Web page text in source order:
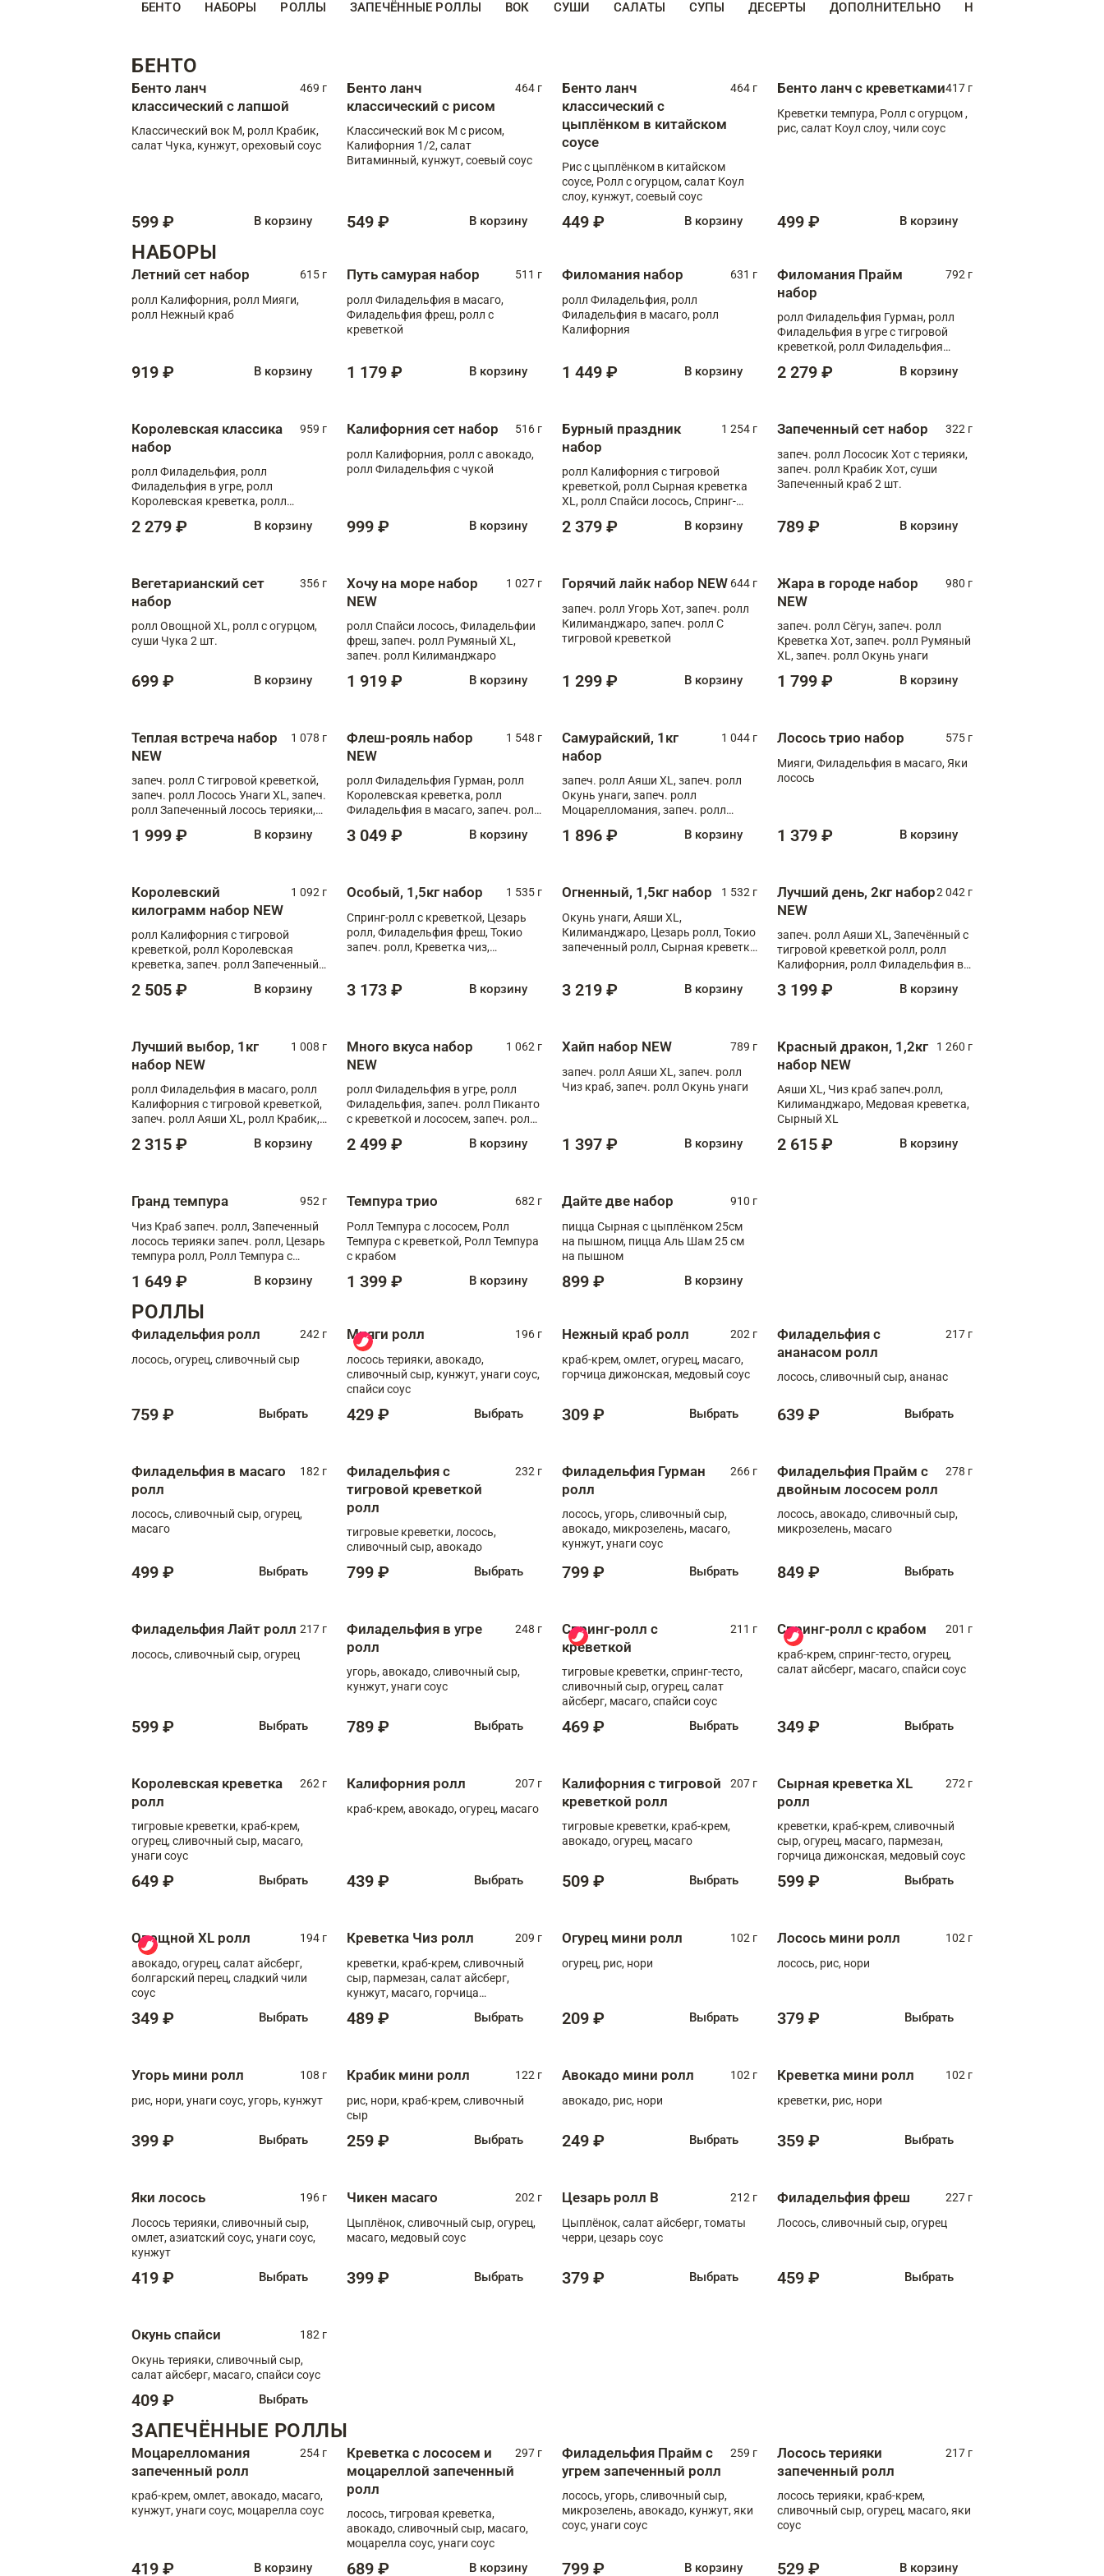
БЕНТО НАБОРЫ РОЛЛЫ ЗАПЕЧЁННЫЕ РОЛЛЫ ВОК СУШИ САЛАТЫ СУПЫ ДЕСЕРТЫ ДОПОЛНИТЕЛЬНО НАПИТКИ
БЕНТО
Бенто ланч
классический с лапшой
469 г
Классический вок М, ролл Крабик,
салат Чука, кунжут, ореховый соус
599 ₽ В корзину
Бенто ланч
классический с рисом
464 г
Классический вок М с рисом,
Калифорния 1/2, салат
Витаминный, кунжут, соевый соус
549 ₽ В корзину
Бенто ланч
классический с
цыплёнком в китайском
соусе
464 г
Рис с цыплёнком в китайском
соусе, Ролл с огурцом, салат Коул
слоу, кунжут, соевый соус
449 ₽ В корзину
Бенто ланч с креветками417 г
Креветки темпура, Ролл с огурцом ,
рис, салат Коул слоу, чили соус
499 ₽ В корзину
НАБОРЫ
Летний сет набор
615 г
ролл Калифорния, ролл Мияги,
ролл Нежный краб
919 ₽ В корзину
Путь самурая набор
511 г
ролл Филадельфия в масаго,
Филадельфия фреш, ролл с
креветкой
1 179 ₽ В корзину
Филомания набор
631 г
ролл Филадельфия, ролл
Филадельфия в масаго, ролл
Калифорния
1 449 ₽ В корзину
Филомания Прайм
набор
792 г
ролл Филадельфия Гурман, ролл
Филадельфия в угре с тигровой
креветкой, ролл Филадельфия
2 279 ₽ В корзину
Королевская классика
набор
959 г
ролл Филадельфия, ролл
Филадельфия в угре, ролл
Королевская креветка, ролл
2 279 ₽ В корзину
Калифорния сет набор
516 г
ролл Калифорния, ролл с авокадо,
ролл Филадельфия с чукой
999 ₽ В корзину
Бурный праздник
набор
1 254 г
ролл Калифорния с тигровой
креветкой, ролл Сырная креветка
XL, ролл Спайси лосось, Спринг-
Медовая креветка
2 379 ₽ В корзину
Запеченный сет набор
322 г
запеч. ролл Лососик Хот с терияки,
запеч. ролл Крабик Хот, суши
Запеченный краб 2 шт.
789 ₽ В корзину
Вегетарианский сет
набор
356 г
ролл Овощной XL, ролл с огурцом,
суши Чука 2 шт.
699 ₽ В корзину
Хочу на море набор
NEW
1 027 г
ролл Спайси лосось, Филадельфии
фреш, запеч. ролл Румяный XL,
запеч. ролл Килиманджаро
1 919 ₽ В корзину
Горячий лайк набор NEW 644 г
запеч. ролл Угорь Хот, запеч. ролл
Килиманджаро, запеч. ролл С
тигровой креветкой
1 299 ₽ В корзину
Жара в городе набор
NEW
980 г
запеч. ролл Сёгун, запеч. ролл
Креветка Хот, запеч. ролл Румяный
XL, запеч. ролл Окунь унаги
1 799 ₽ В корзину
Теплая встреча набор
NEW
1 078 г
запеч. ролл С тигровой креветкой,
запеч. ролл Лосось Унаги XL, запеч.
ролл Запеченный лосось терияки,
1 999 ₽ В корзину
Флеш-рояль набор
NEW
1 548 г
ролл Филадельфия Гурман, ролл
Королевская креветка, ролл
Филадельфия в масаго, запеч. ролл
Тигровая креветка с моцареллой,
3 049 ₽ В корзину
Самурайский, 1кг
набор
1 044 г
запеч. ролл Аяши XL, запеч. ролл
Окунь унаги, запеч. ролл
Моцарелломания, запеч. ролл
1 896 ₽ В корзину
Лосось трио набор
575 г
Мияги, Филадельфия в масаго, Яки
лосось
1 379 ₽ В корзину
Королевский
килограмм набор NEW
1 092 г
ролл Калифорния с тигровой
креветкой, ролл Королевская
креветка, запеч. ролл Запеченный
XL, запеч. ролл Крабик Хот
2 505 ₽ В корзину
Особый, 1,5кг набор
1 535 г
Спринг-ролл с креветкой, Цезарь
ролл, Филадельфия фреш, Токио
запеч. ролл, Креветка чиз,
3 173 ₽ В корзину
Огненный, 1,5кг набор
1 532 г
Окунь унаги, Аяши XL,
Килиманджаро, Цезарь ролл, Токио
запеченный ролл, Сырная креветка
3 219 ₽ В корзину
Лучший день, 2кг набор
NEW
2 042 г
запеч. ролл Аяши XL, Запечённый с
тигровой креветкой ролл, ролл
Калифорния, ролл Филадельфия в
запеч. ролл Моцарелломания, ролл
3 199 ₽ В корзину
Лучший выбор, 1кг
набор NEW
1 008 г
ролл Филадельфия в масаго, ролл
Калифорния с тигровой креветкой,
запеч. ролл Аяши XL, ролл Крабик,
2 315 ₽ В корзину
Много вкуса набор
NEW
1 062 г
ролл Филадельфия в угре, ролл
Филадельфия, запеч. ролл Пиканто
с креветкой и лососем, запеч. ролл
2 499 ₽ В корзину
Хайп набор NEW
789 г
запеч. ролл Аяши XL, запеч. ролл
Чиз краб, запеч. ролл Окунь унаги
1 397 ₽ В корзину
Красный дракон, 1,2кг
набор NEW
1 260 г
Аяши XL, Чиз краб запеч.ролл,
Килиманджаро, Медовая креветка,
Сырный XL
2 615 ₽ В корзину
Гранд темпура
952 г
Чиз Краб запеч. ролл, Запеченный
лосось терияки запеч. ролл, Цезарь
темпура ролл, Ролл Темпура с
1 649 ₽ В корзину
Темпура трио
682 г
Ролл Темпура с лососем, Ролл
Темпура с креветкой, Ролл Темпура
с крабом
1 399 ₽ В корзину
Дайте две набор
910 г
пицца Сырная с цыплёнком 25см
на пышном, пицца Аль Шам 25 см
на пышном
899 ₽ В корзину
РОЛЛЫ
Филадельфия ролл
242 г
лосось, огурец, сливочный сыр
759 ₽ Выбрать
Мияги ролл
196 г
лосось терияки, авокадо,
сливочный сыр, кунжут, унаги соус,
спайси соус
429 ₽ Выбрать
Нежный краб ролл
202 г
краб-крем, омлет, огурец, масаго,
горчица дижонская, медовый соус
309 ₽ Выбрать
Филадельфия с
ананасом ролл
217 г
лосось, сливочный сыр, ананас
639 ₽ Выбрать
Филадельфия в масаго
ролл
182 г
лосось, сливочный сыр, огурец,
масаго
499 ₽ Выбрать
Филадельфия с
тигровой креветкой
ролл
232 г
тигровые креветки, лосось,
сливочный сыр, авокадо
799 ₽ Выбрать
Филадельфия Гурман
ролл
266 г
лосось, угорь, сливочный сыр,
авокадо, микрозелень, масаго,
кунжут, унаги соус
799 ₽ Выбрать
Филадельфия Прайм с
двойным лососем ролл
278 г
лосось, авокадо, сливочный сыр,
микрозелень, масаго
849 ₽ Выбрать
Филадельфия Лайт ролл 217 г
лосось, сливочный сыр, огурец
599 ₽ Выбрать
Филадельфия в угре
ролл
248 г
угорь, авокадо, сливочный сыр,
кунжут, унаги соус
789 ₽ Выбрать
Спринг-ролл с
креветкой
211 г
тигровые креветки, спринг-тесто,
сливочный сыр, огурец, салат
айсберг, масаго, спайси соус
469 ₽ Выбрать
Спринг-ролл с крабом
201 г
краб-крем, спринг-тесто, огурец,
салат айсберг, масаго, спайси соус
349 ₽ Выбрать
Королевская креветка
ролл
262 г
тигровые креветки, краб-крем,
огурец, сливочный сыр, масаго,
унаги соус
649 ₽ Выбрать
Калифорния ролл
207 г
краб-крем, авокадо, огурец, масаго
439 ₽ Выбрать
Калифорния с тигровой
креветкой ролл
207 г
тигровые креветки, краб-крем,
авокадо, огурец, масаго
509 ₽ Выбрать
Сырная креветка XL
ролл
272 г
креветки, краб-крем, сливочный
сыр, огурец, масаго, пармезан,
горчица дижонская, медовый соус
599 ₽ Выбрать
Овощной XL ролл
194 г
авокадо, огурец, салат айсберг,
болгарский перец, сладкий чили
соус
349 ₽ Выбрать
Креветка Чиз ролл
209 г
креветки, краб-крем, сливочный
сыр, пармезан, салат айсберг,
кунжут, масаго, горчица
489 ₽ Выбрать
Огурец мини ролл
102 г
огурец, рис, нори
209 ₽ Выбрать
Лосось мини ролл
102 г
лосось, рис, нори
379 ₽ Выбрать
Угорь мини ролл
108 г
рис, нори, унаги соус, угорь, кунжут
399 ₽ Выбрать
Крабик мини ролл
122 г
рис, нори, краб-крем, сливочный
сыр
259 ₽ Выбрать
Авокадо мини ролл
102 г
авокадо, рис, нори
249 ₽ Выбрать
Креветка мини ролл
102 г
креветки, рис, нори
359 ₽ Выбрать
Яки лосось
196 г
Лосось терияки, сливочный сыр,
омлет, азиатский соус, унаги соус,
кунжут
419 ₽ Выбрать
Чикен масаго
202 г
Цыплёнок, сливочный сыр, огурец,
масаго, медовый соус
399 ₽ Выбрать
Цезарь ролл В
212 г
Цыплёнок, салат айсберг, томаты
черри, цезарь соус
379 ₽ Выбрать
Филадельфия фреш
227 г
Лосось, сливочный сыр, огурец
459 ₽ Выбрать
Окунь спайси
182 г
Окунь терияки, сливочный сыр,
салат айсберг, масаго, спайси соус
409 ₽ Выбрать
ЗАПЕЧЁННЫЕ РОЛЛЫ
Моцарелломания
запеченный ролл
254 г
краб-крем, омлет, авокадо, масаго,
кунжут, унаги соус, моцарелла соус
419 ₽ В корзину
Креветка с лососем и
моцареллой запеченный
ролл
297 г
лосось, тигровая креветка,
авокадо, сливочный сыр, масаго,
моцарелла соус, унаги соус
689 ₽ В корзину
Филадельфия Прайм с
угрем запеченный ролл
259 г
лосось, угорь, сливочный сыр,
микрозелень, авокадо, кунжут, яки
соус, унаги соус
799 ₽ В корзину
Лосось терияки
запеченный ролл
217 г
лосось терияки, краб-крем,
сливочный сыр, огурец, масаго, яки
соус
529 ₽ В корзину